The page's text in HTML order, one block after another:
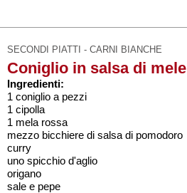
SECONDI PIATTI - CARNI BIANCHE
Coniglio in salsa di mele
Ingredienti:
1 coniglio a pezzi
1 cipolla
1 mela rossa
mezzo bicchiere di salsa di pomodoro
curry
uno spicchio d'aglio
origano
sale e pepe